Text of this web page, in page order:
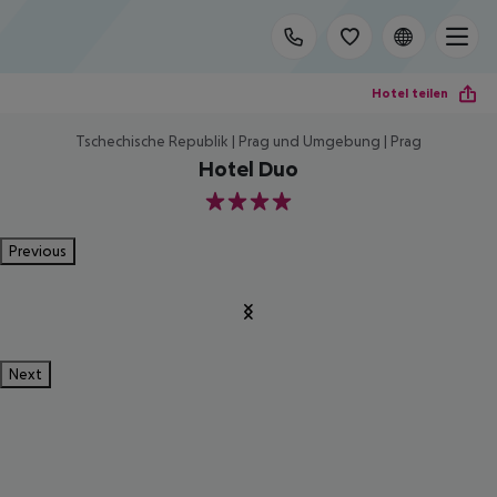
Hotel teilen
Tschechische Republik | Prag und Umgebung | Prag
Hotel Duo
4
Previous
Next